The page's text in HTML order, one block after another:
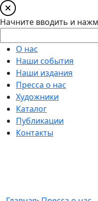
Начните вводить и
О нас
Наши события
Наши издания
Пресса о нас
Художники
Каталог
Публикации
Контакты